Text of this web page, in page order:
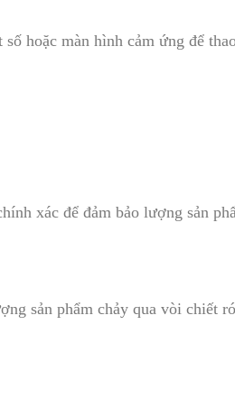
hoặc màn hình cảm ứng để
xác để đảm bảo lượng sản
sản phẩm chảy qua vòi chiết